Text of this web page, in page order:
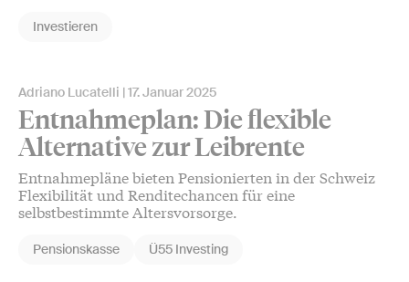
Investieren
Adriano Lucatelli 17. Januar 2025
Entnahmeplan: Die flexible
Alternative zur Leibrente
Entnahmepläne bieten Pensionierten in der Schweiz
Flexibilität und Renditechancen für eine
selbstbestimmte Altersvorsorge.
Pensionskasse Ü55 Investing